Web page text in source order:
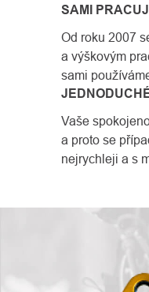
SAMI
Od roku 2007
a výškovým
sami
Vaše
a proto se
nejrychleji a s